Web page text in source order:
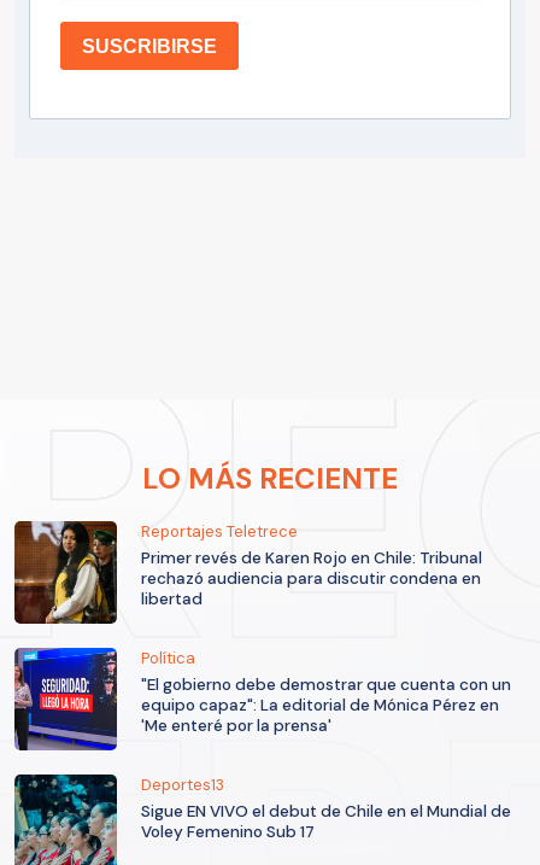
SUSCRIBIRSE
LO MÁS RECIENTE
Reportajes Teletrece
Primer revés de Karen Rojo en Chile: Tribunal
rechazó audiencia para discutir condena en
libertad
Política
"El gobierno debe demostrar que cuenta con un
equipo capaz": La editorial de Mónica Pérez en
'Me enteré por la prensa'
Deportes13
Sigue EN VIVO el debut de Chile en el Mundial de
Voley Femenino Sub 17